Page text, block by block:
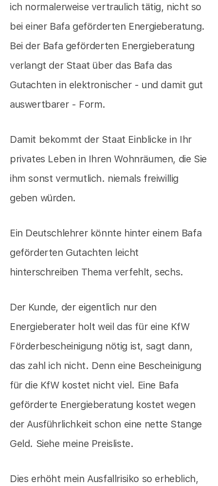
ich normalerweise vertraulich tätig, nicht so
bei einer Bafa geförderten Energieberatung.
Bei der Bafa geförderten Energieberatung
verlangt der Staat über das Bafa das
Gutachten in elektronischer - und damit gut
auswertbarer - Form.
Damit bekommt der Staat Einblicke in Ihr
privates Leben in Ihren Wohnräumen, die Sie
ihm sonst vermutlich. niemals freiwillig
geben würden.
Ein Deutschlehrer könnte hinter einem Bafa
geförderten Gutachten leicht
hinterschreiben Thema verfehlt, sechs.
Der Kunde, der eigentlich nur den
Energieberater holt weil das für eine KfW
Förderbescheinigung nötig ist, sagt dann,
das zahl ich nicht. Denn eine Bescheinigung
für die KfW kostet nicht viel. Eine Bafa
geförderte Energieberatung kostet wegen
der Ausführlichkeit schon eine nette Stange
Geld. Siehe meine Preisliste.
Dies erhöht mein Ausfallrisiko so erheblich,